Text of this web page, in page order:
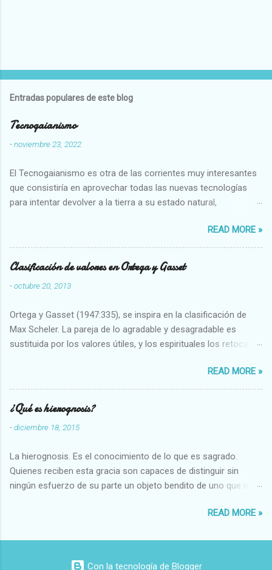
Entradas populares de este blog
Tecnogaianismo
-noviembre 23, 2022
El Tecnogaianismo es otra de las corrientes muy interesantes
que consistiría en aprovechar todas las nuevas tecnologías
para intentar devolver a la tierra a su estado natural,
READ MORE »
Clasificación de valores en Ortega y Gasset
-octubre 20, 2013
Ortega y Gasset (1947:335), se inspira en la clasificación de
Max Scheler. La pareja de lo agradable y desagradable es
sustituida por los valores útiles, y los espirituales los retoca.
Abundante-Escaso,etc 2 VITALES Sano-Enfermo Selecto-
Vulgar Enérgico-Inerte Fuerte-Débil,etc. 3 ESPIRITUALES a)
Intelectuales Conocimiento-Error Exacto-Aproximado
Evidente-Probable,etc b) Morales Bueno-malo Bondadoso-
malvado Justo-Injusto Escrupuloso-Relajado Leal-Desleal,etc.
Armonioso-Inarmonioso 4 RELIGIOSOS Santo-Pr...
READ MORE »
¿Qué es hierognosis?
-diciembre 18, 2015
La hierognosis. Es el conocimiento de lo que es sagrado.
Quienes reciben esta gracia son capaces de distinguir sin
ningún esfuerzo de su parte un objeto bendito de uno que no
READ MORE »
Con la tecnología de Blogger